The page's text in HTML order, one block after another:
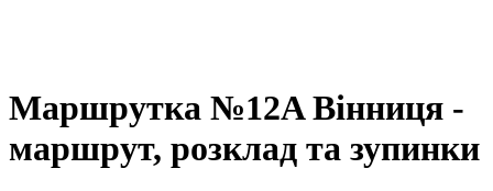
Маршрутка №12A Вінниця -
маршрут, розклад та зупинки